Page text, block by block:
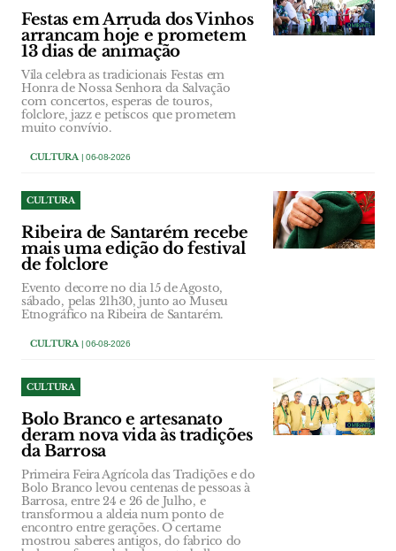
Festas em Arruda dos Vinhos
arrancam hoje e prometem
13 dias de animação
Vila celebra as tradicionais Festas em
Honra de Nossa Senhora da Salvação
com concertos, esperas de touros,
folclore, jazz e petiscos que prometem
muito convívio.
CULTURA| 06-08-2026
CULTURA
Ribeira de Santarém recebe
mais uma edição do festival
de folclore
Evento decorre no dia 15 de Agosto,
sábado, pelas 21h30, junto ao Museu
Etnográfico na Ribeira de Santarém.
CULTURA| 06-08-2026
CULTURA
Bolo Branco e artesanato
deram nova vida às tradições
da Barrosa
Primeira Feira Agrícola das Tradições e do
Bolo Branco levou centenas de pessoas à
Barrosa, entre 24 e 26 de Julho, e
transformou a aldeia num ponto de
encontro entre gerações. O certame
mostrou saberes antigos, do fabrico do